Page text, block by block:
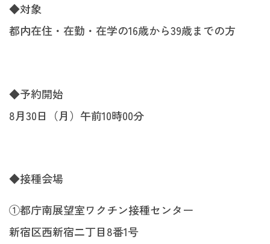
◆対象
都内在住・在勤・在学の16歳から39歳までの方
◆予約開始
8月30日（月）午前10時00分
◆接種会場
①都庁南展望室ワクチン接種センター
新宿区西新宿二丁目8番1号